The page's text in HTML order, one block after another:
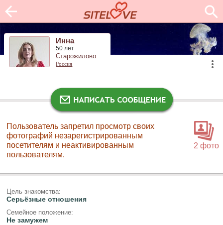
Инна
50 лет
Старожилово
Россия
2 фото
Пользователь запретил просмотр своих
фотографий незарегистрированным
посетителям и неактивированным
пользователям.
Цель знакомства:
Серьёзные отношения
Семейное положение:
Не замужем